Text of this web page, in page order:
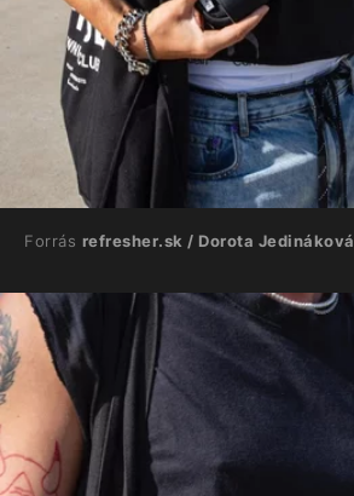
Forrás refresher.sk / Dorota Jedináková